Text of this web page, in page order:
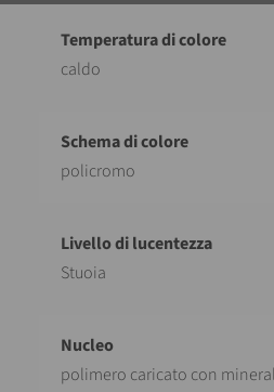
caldo
policromo
Stuoia
polimero caricato con